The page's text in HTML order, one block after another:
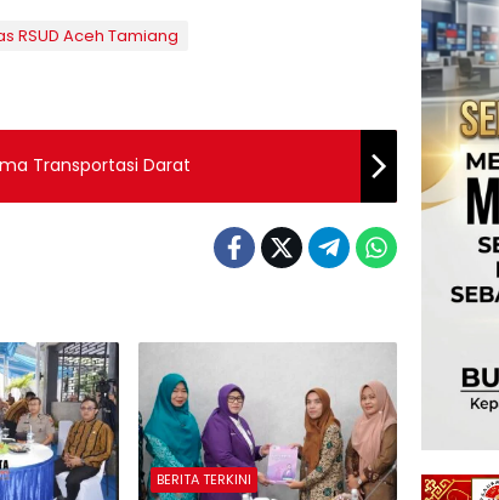
RSUD Aceh Tamiang
Transportasi Darat
BERITA TERKINI